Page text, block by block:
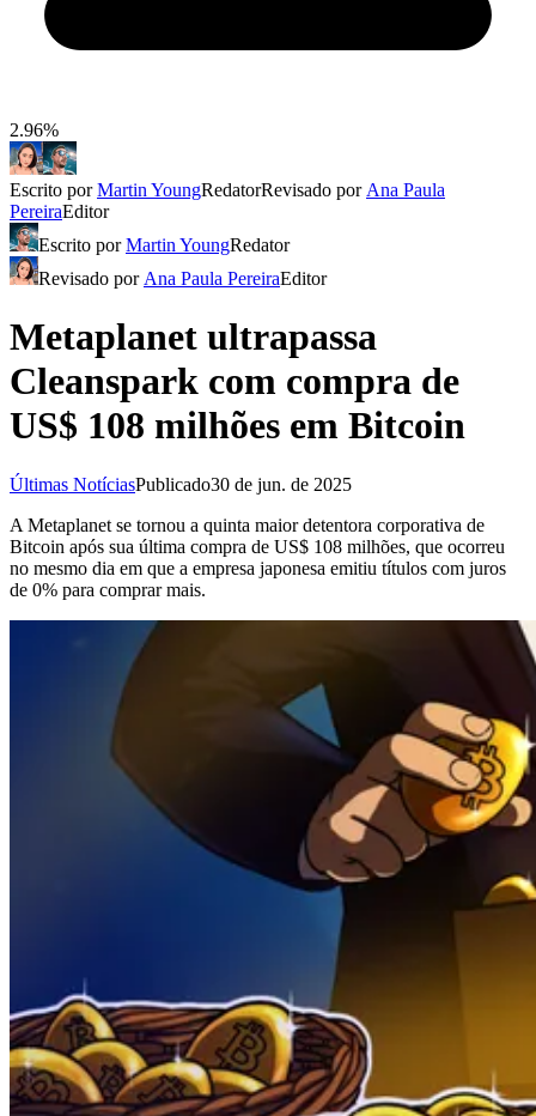
2.96%
Escrito porMartin YoungRedatorRevisado por Ana Paula
PereiraEditor
Escrito porMartin YoungRedator
Revisado por Ana Paula PereiraEditor
Metaplanet ultrapassa
Cleanspark com compra de
US$ 108 milhões em Bitcoin
Últimas NotíciasPublicado30 de jun. de 2025
A Metaplanet se tornou a quinta maior detentora corporativa de
Bitcoin após sua última compra de US$ 108 milhões, que ocorreu
no mesmo dia em que a empresa japonesa emitiu títulos com juros
de 0% para comprar mais.